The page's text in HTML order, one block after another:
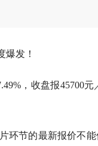
爆发！
，收盘报45700
环节的最新报价不